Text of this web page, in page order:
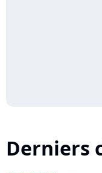
Derniers